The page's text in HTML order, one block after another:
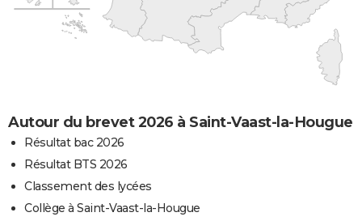
Autour du brevet 2026 à Saint-Vaast-la-Hougue
Résultat bac 2026
Résultat BTS 2026
Classement des lycées
Collège à Saint-Vaast-la-Hougue